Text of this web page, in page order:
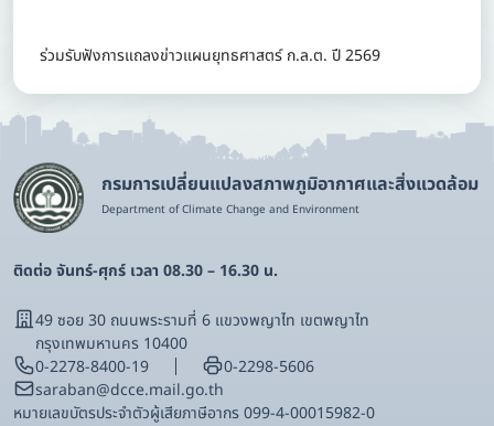
ร่วมรับฟังการแถลงข่าวแผนยุทธศาสตร์ ก.ล.ต. ปี 2569
กรมการเปลี่ยนแปลงสภาพภูมิอากาศและสิ่งแวดล้อม
Department of Climate Change and Environment
ติดต่อ จันทร์-ศุกร์ เวลา 08.30 – 16.30 น.
49 ซอย 30 ถนนพระรามที่ 6 แขวงพญาไท เขตพญาไท
กรุงเทพมหานคร 10400
0-2278-8400-19
0-2298-5606
saraban@dcce.mail.go.th
หมายเลขบัตรประจําตัวผู้เสียภาษีอากร 099-4-00015982-0